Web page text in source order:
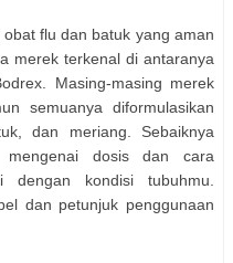
flu dan batuk yang aman
merek terkenal di antaranya
Masing-masing merek
semuanya diformulasikan
dan meriang. Sebaiknya
mengenai dosis dan cara
dengan kondisi tubuhmu.
dan petunjuk penggunaan